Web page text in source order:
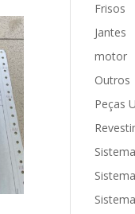
Frisos
Jantes
motor
Outros
Peças